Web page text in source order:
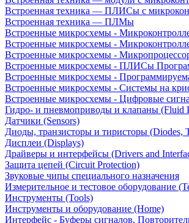
Встроенная техника — ПЛИСы с
Встроенная техника — ПЛМы
Встроенные микросхемы -
Встроенные микросхемы -
Встроенные микросхемы -
Встроенные микросхемы - ПЛИСы
Встроенные микросхемы -
Встроенные микросхемы - Системы на
Встроенные микросхемы - Цифровые
Гидро- и пневмоприводы и клапаны (Fluid
Датчики (Sensors)
Диоды, транзисторы и тиристоры (Diodes,
Дисплеи (Displays)
Драйверы и интерфейсы (Drivers and
Защита цепей (Circuit Protection)
Звуковые чипы специального назначения
Измерительное и тестовое оборудование
Инструменты (Tools)
Инструменты и оборудование (Home)
Интерфейс - Буферы сигналов,